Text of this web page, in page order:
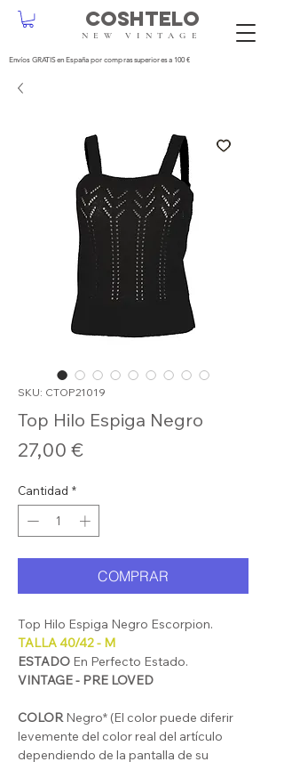
NEW VINTAGE
Envíos GRATIS en España por compras superiores a 100 €
COSHTELO
SKU: CTOP21019
Top Hilo Espiga Negro
27,00 €Precio
Cantidad *
COMPRAR
Top Hilo Espiga Negro Escorpion.
TALLA 40/42 - M
ESTADO En Perfecto Estado.
VINTAGE - PRE LOVED
COLORNegro* (El color puede diferir
levemente del color real del artículo
dependiendo de la pantalla de su